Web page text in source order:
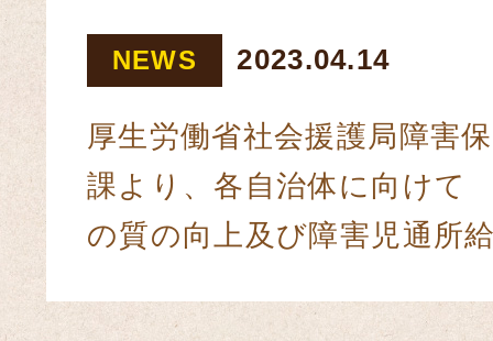
NEWS 2023.04.14
厚生労働省社会援護局障害
課より、各自治体に向けて
の質の向上及び障害児通所